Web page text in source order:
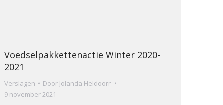
Voedselpakkettenactie Winter 2020-
2021
Verslagen Door Jolanda Heldoorn
9 november 2021